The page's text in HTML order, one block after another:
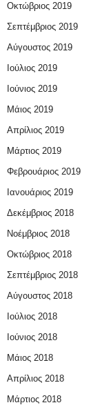
Οκτώβριος 2019
Σεπτέμβριος 2019
Αύγουστος 2019
Ιούλιος 2019
Ιούνιος 2019
Μάιος 2019
Απρίλιος 2019
Μάρτιος 2019
Φεβρουάριος 2019
Ιανουάριος 2019
Δεκέμβριος 2018
Νοέμβριος 2018
Οκτώβριος 2018
Σεπτέμβριος 2018
Αύγουστος 2018
Ιούλιος 2018
Ιούνιος 2018
Μάιος 2018
Απρίλιος 2018
Μάρτιος 2018